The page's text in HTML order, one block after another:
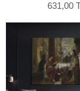
631,00